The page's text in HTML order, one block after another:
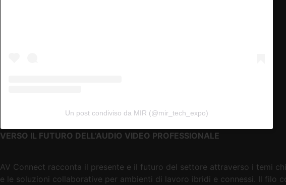
Un post condiviso da MIR (@mir_tech_expo)
VERSO IL FUTURO DELL’AUDIO VIDEO PROFESSIONALE
AV Connect racconta il presente e il futuro del settore attraverso i temi
e le soluzioni collaborative per ambienti di lavoro ibridi e connessi. Il filo